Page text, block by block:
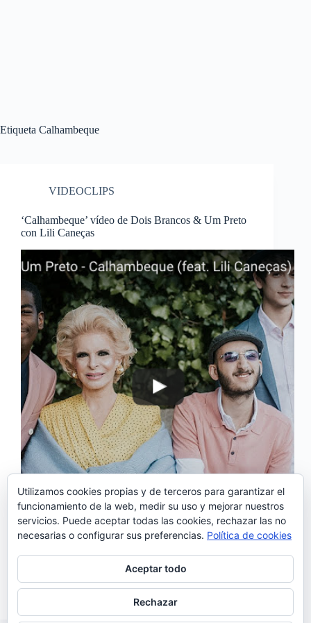
Etiqueta Calhambeque
VIDEOCLIPS
‘Calhambeque’ vídeo de Dois Brancos & Um Preto
con Lili Caneças
‘Calhambeque’ es el primer sencillo que los tres
jóvenes youtubers portugueses Nurb, Conguito y
Pakistan han presentado como primer single de un
álbum que verá la luz el 14 de abril. Para presentar
este tema, han grabado un videoclip para el…
Noemí Sánchez
08/04/2017
Utilizamos cookies propias y de terceros para garantizar el
funcionamiento de la web, medir su uso y mejorar nuestros
servicios. Puede aceptar todas las cookies, rechazar las no
necesarias o configurar sus preferencias. Política de cookies
Aceptar todo
Rechazar